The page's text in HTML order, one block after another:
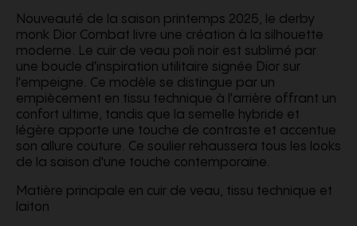
Nouveauté de la saison printemps 2025, le derby
monk Dior Combat livre une création à la silhouette
moderne. Le cuir de veau poli noir est sublimé par
une boucle d'inspiration utilitaire signée Dior sur
l'empeigne. Ce modèle se distingue par un
empiècement en tissu technique à l'arrière offrant un
confort ultime, tandis que la semelle hybride et
légère apporte une touche de contraste et accentue
son allure couture. Ce soulier rehaussera tous les looks
de la saison d'une touche contemporaine.
Matière principale en cuir de veau, tissu technique et
laiton